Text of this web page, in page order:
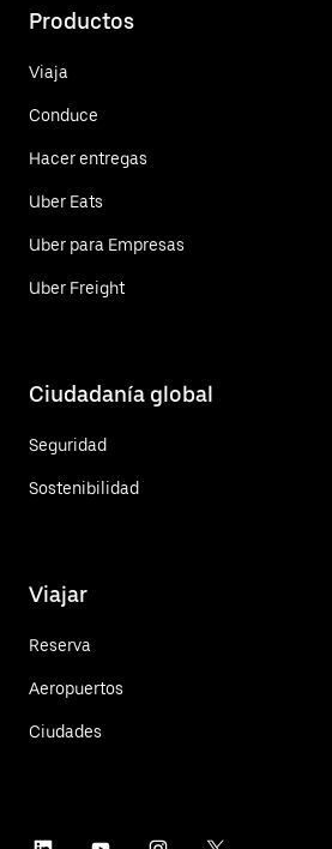
Productos
Viaja
Conduce
Hacer entregas
Uber Eats
Uber para Empresas
Uber Freight
Ciudadanía global
Seguridad
Sostenibilidad
Viajar
Reserva
Aeropuertos
Ciudades